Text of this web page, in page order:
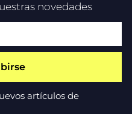
novedades
artículos de